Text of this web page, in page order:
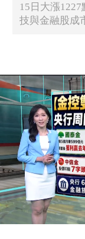
15日大漲
技與金融股成